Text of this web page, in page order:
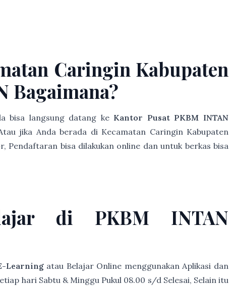
Caringin Kabupaten
Bagaimana?
bisa langsung datang ke Kantor Pusat PKBM INTAN
jika Anda berada di Kecamatan Caringin Kabupaten
Pendaftaran bisa dilakukan online dan untuk berkas bisa
di PKBM INTAN
Learningatau Belajar Online menggunakan Aplikasi dan
hari Sabtu & Minggu Pukul 08.00 s/d Selesai, Selain itu